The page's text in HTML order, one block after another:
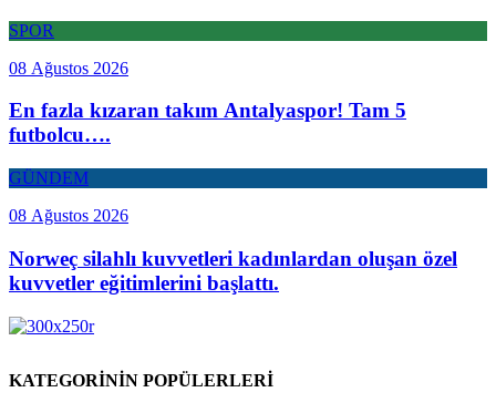
SPOR
08 Ağustos 2026
En fazla kızaran takım Antalyaspor! Tam 5
futbolcu….
GÜNDEM
08 Ağustos 2026
Norweç silahlı kuvvetleri kadınlardan oluşan özel
kuvvetler eğitimlerini başlattı.
KATEGORİNİN POPÜLERLERİ